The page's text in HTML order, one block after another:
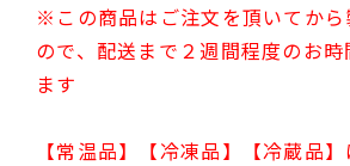
※この商品はご注文を頂いてから
ので、配送まで２週間程度のお
ます
【常温品】【冷凍品】【冷蔵品